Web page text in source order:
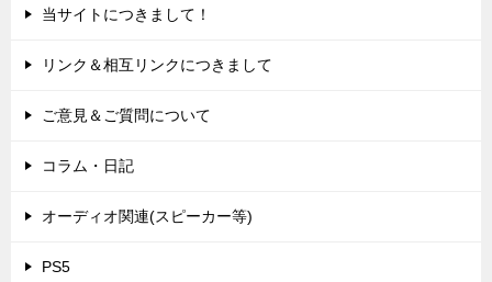
当サイトにつきまして！
リンク＆相互リンクにつきまして
ご意見＆ご質問について
コラム・日記
オーディオ関連(スピーカー等)
PS5